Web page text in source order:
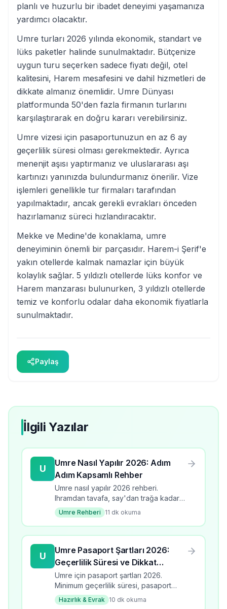
planlı ve huzurlu bir ibadet deneyimi yaşamanıza
yardımcı olacaktır.
Umre turları 2026 yılında ekonomik, standart ve
lüks paketler halinde sunulmaktadır. Bütçenize
uygun turu seçerken sadece fiyatı değil, otel
kalitesini, Harem mesafesini ve dahil hizmetleri de
dikkate almanız önemlidir. Umre Dünyası
platformunda 50'den fazla firmanın turlarını
karşılaştırarak en doğru kararı verebilirsiniz.
Umre vizesi için pasaportunuzun en az 6 ay
geçerlilik süresi olması gerekmektedir. Ayrıca
menenjit aşısı yaptırmanız ve uluslararası aşı
kartınızı yanınızda bulundurmanız önerilir. Vize
işlemleri genellikle tur firmaları tarafından
yapılmaktadır, ancak gerekli evrakları önceden
hazırlamanız süreci hızlandıracaktır.
Mekke ve Medine'de konaklama, umre
deneyiminin önemli bir parçasıdır. Harem-i Şerif'e
yakın otellerde kalmak namazlar için büyük
kolaylık sağlar. 5 yıldızlı otellerde lüks konfor ve
Harem manzarası bulunurken, 3 yıldızlı otellerde
temiz ve konforlu odalar daha ekonomik fiyatlarla
sunulmaktadır.
Paylaş
İlgili Yazılar
U
Umre Nasıl Yapılır 2026: Adım
Adım Kapsamlı Rehber
Umre nasıl yapılır 2026 rehberi.
Ihramdan tavafa, say'dan trağa kadar
tüm adımlar detaylı anlatım.
Umre Rehberi 11 dk okuma
U
Umre Pasaport Şartları 2026:
Geçerlilik Süresi ve Dikkat
Edilmesi Gerekenler
Umre için pasaport şartları 2026.
Minimum geçerlilik süresi, pasaport
türleri, yenileme süreci ve dikkat
edilmesi gerekenler.
Hazırlık & Evrak 10 dk okuma